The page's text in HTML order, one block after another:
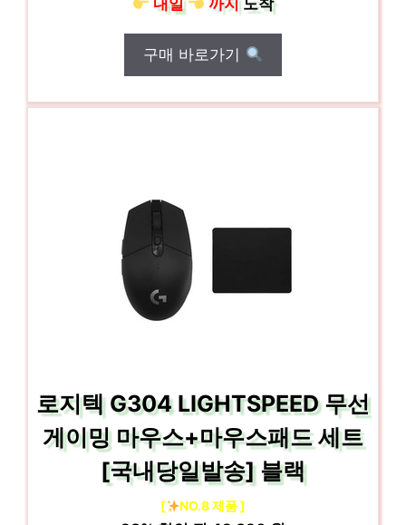
내일
까지도착
구매 바로가기
로지텍 G304 LIGHTSPEED 무선
게이밍 마우스+마우스패드 세트
[국내당일발송] 블랙
[ NO.8 제품 ]